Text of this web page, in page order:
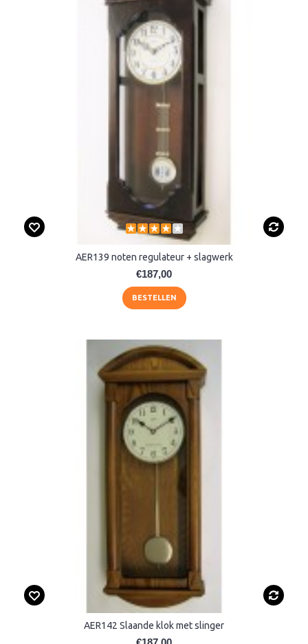
AER139 noten regulateur + slagwerk
€187,00
BESTELLEN
AER142 Slaande klok met slinger